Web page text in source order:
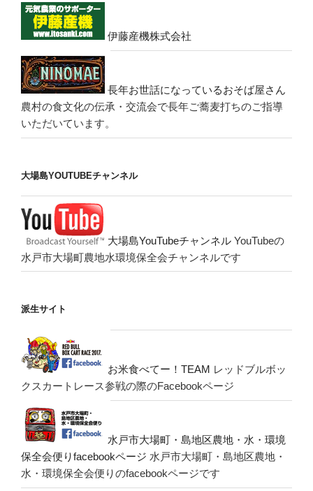
伊藤産機株式会社
長年お世話になっているおそば屋さん
農村の食文化の伝承・交流会で長年ご蕎麦打ちのご指導
いただいています。
大場島YOUTUBEチャンネル
大場島YouTubeチャンネル YouTubeの
水戸市大場町農地水環境保全会チャンネルです
派生サイト
お米食べてー！TEAM レッドブルボッ
クスカートレース参戦の際のFacebookページ
水戸市大場町・島地区農地・水・環境
保全会便りfacebookページ 水戸市大場町・島地区農地・
水・環境保全会便りのfacebookページです